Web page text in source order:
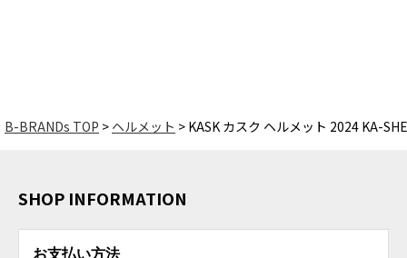
B-BRANDs TOP ヘルメット KASK カスク ヘルメット 2024 KA-
SHOP INFORMATION
お支払い方法